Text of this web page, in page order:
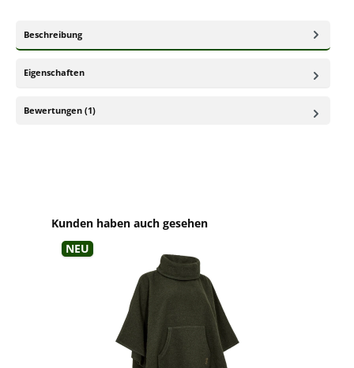
Beschreibung
Eigenschaften
Bewertungen (1)
Produktgalerie überspringen
Kunden haben auch gesehen
Neu